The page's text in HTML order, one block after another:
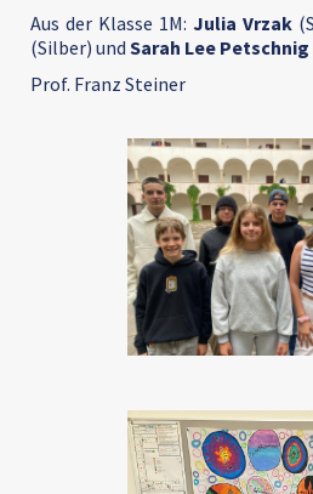
Aus der Klasse 1M: Julia Vrzak
(Silber) undSarah Lee Petschnig
Prof. Franz Steiner